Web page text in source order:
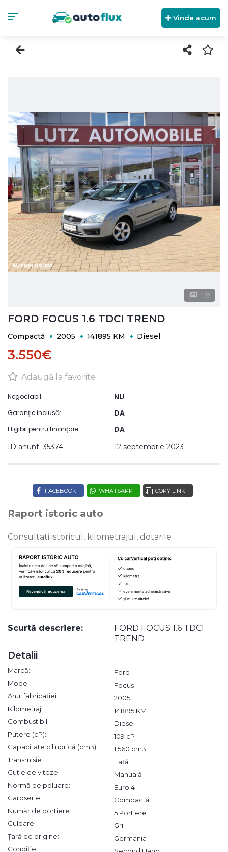
Vinde acum
1/9
FORD FOCUS 1.6 TDCI TREND
Compactă 2005 141895 KM Diesel
3.550€
Adaugă la favorite
Negociabil: NU
Garanție inclusă: DA
Eligibil pentru finanțare: DA
ID anunt: 35374 12 septembrie 2023
FACEBOOK WHATSAPP COPY LINK
Raport istoric auto
Consultati istoricul, kilometrajul, dotarile
Scurtă descriere:
FORD FOCUS 1.6 TDCI
TREND
Detalii
Marcă:
Ford
Model:
Focus
Anul fabricației:
2005
Kilometraj:
141895 KM
Combustibil:
Diesel
Putere (cP):
109 cP
Capacitate cilindrică (cm3):
1,560 cm3
Transmisie:
Față
Cutie de viteze:
Manuală
Normă de poluare:
Euro 4
Caroserie:
Compactă
Număr de portiere:
5 Portiere
Culoare:
Gri
Țară de origine:
Germania
Condiție: